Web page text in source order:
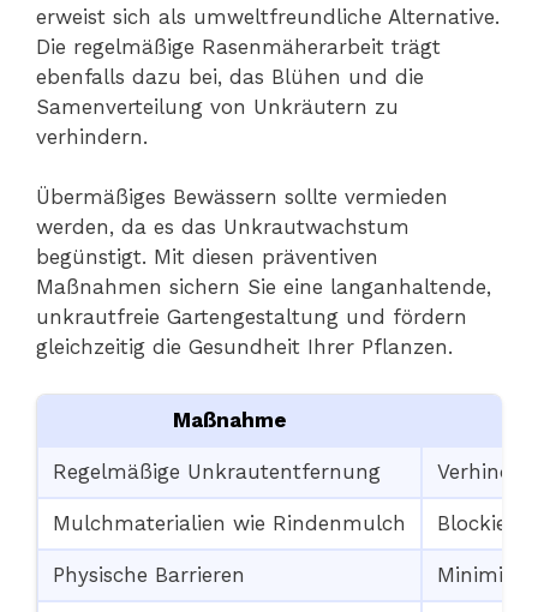
erweist sich als umweltfreundliche Alternative.
Die regelmäßige Rasenmäherarbeit trägt
ebenfalls dazu bei, das Blühen und die
Samenverteilung von Unkräutern zu
verhindern.
Übermäßiges Bewässern sollte vermieden
werden, da es das Unkrautwachstum
begünstigt. Mit diesen präventiven
Maßnahmen sichern Sie eine langanhaltende,
unkrautfreie Gartengestaltung und fördern
gleichzeitig die Gesundheit Ihrer Pflanzen.
Maßnahme
Regelmäßige Unkrautentfernung
Mulchmaterialien wie Rindenmulch Blockiert
Physische Barrieren Minimiert